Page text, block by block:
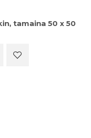
tamaina 50 x 50